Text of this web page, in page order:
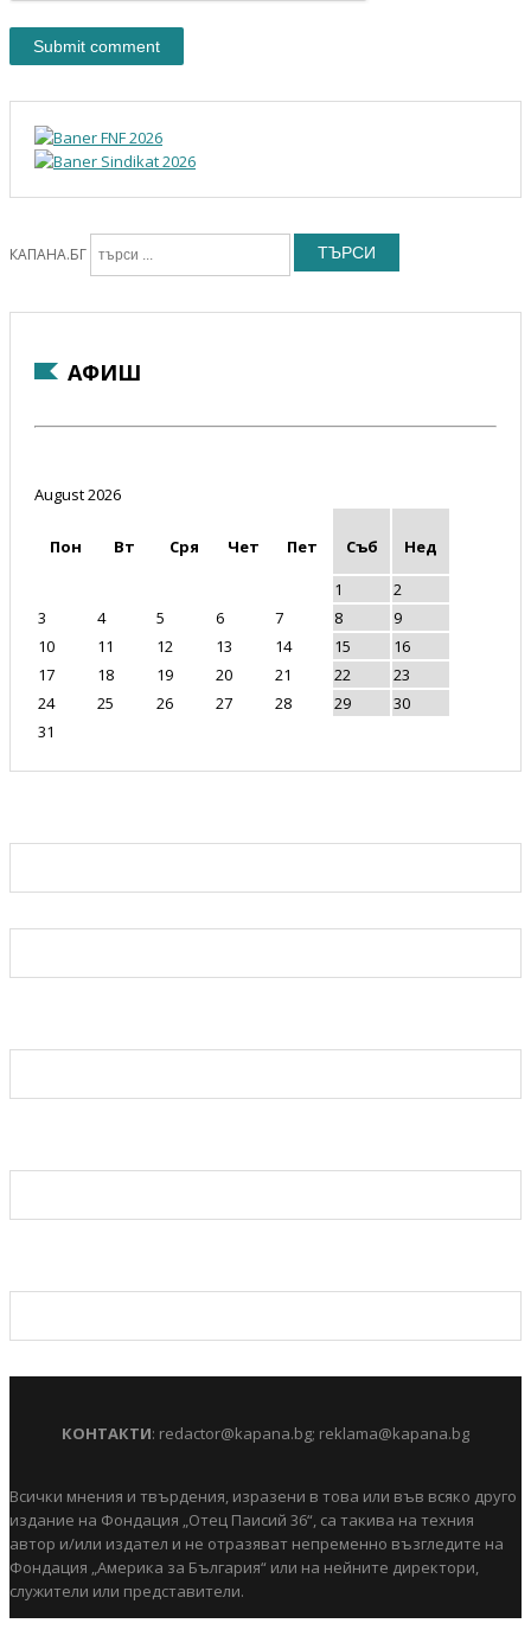
КАПАНА.БГ ТЪРСИ
АФИШ
August 2026
Пон Вт Сря Чет Пет Съб
Нед
1
2
3
4 5 6 7 8
9
10
11 12 13 14 15
16
17
18 19 20 21 22
23
24
25 26 27 28 29
30
31
КОНТАКТИ: redactor@kapana.bg; reklama@kapana.bg
Всички мнения и твърдения, изразени в това или във всяко друго
издание на Фондация „Отец Паисий 36“, са такива на техния
автор и/или издател и не отразяват непременно възгледите на
Фондация „Америка за България“ или на нейните директори,
служители или представители.